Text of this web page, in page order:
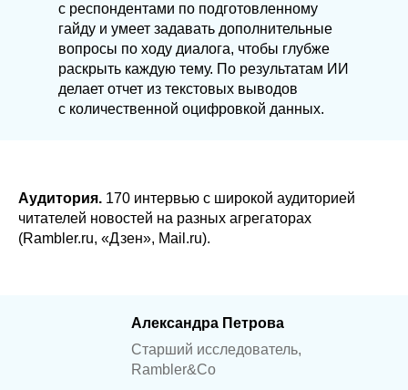
с респондентами по подготовленному
гайду и умеет задавать дополнительные
вопросы по ходу диалога, чтобы глубже
раскрыть каждую тему. По результатам ИИ
делает отчет из текстовых выводов
с количественной оцифровкой данных.
Аудитория. 170 интервью с широкой аудиторией
читателей новостей на разных агрегаторах
(Rambler.ru, «Дзен», Mail.ru).
Александра Петрова
Старший исследователь,
Rambler&Co